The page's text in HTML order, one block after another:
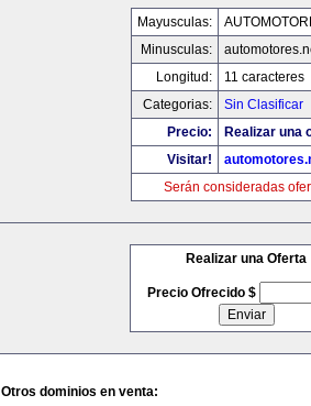
Mayusculas:
Minusculas:
Longitud:
11 caracteres
Categorias:
Sin Clasificar
Precio:
Realizar una
Visitar!
Serán consideradas
Realizar una Oferta
Precio Ofrecido $
Otros dominios en venta: